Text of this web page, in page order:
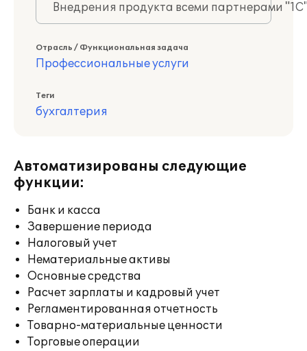
Внедрения продукта всеми партнерами
Отрасль / Функциональная задача
Профессиональные услуги
Теги
бухгалтерия
Автоматизированы следующие
функции:
Банк и касса
Завершение периода
Налоговый учет
Нематериальные активы
Основные средства
Расчет зарплаты и кадровый учет
Регламентированная отчетность
Товарно-материальные ценности
Торговые операции